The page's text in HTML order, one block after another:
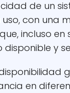
de un
con una
incluso
disponible y
en